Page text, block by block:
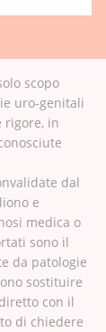
scopo
uro-genitali
rigore, in
dal
e
medica o
sono il
da patologie
sostituire
con il
di chiedere